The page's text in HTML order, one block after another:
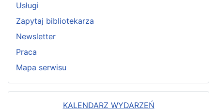
Usługi
Zapytaj bibliotekarza
Newsletter
Praca
Mapa serwisu
KALENDARZ WYDARZEŃ